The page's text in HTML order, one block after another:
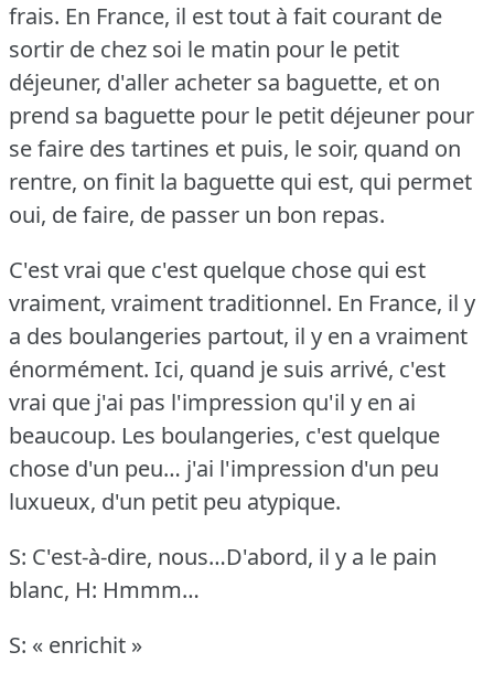
frais. En France, il est tout à fait courant de
sortir de chez soi le matin pour le petit
déjeuner, d'aller acheter sa baguette, et on
prend sa baguette pour le petit déjeuner pour
se faire des tartines et puis, le soir, quand on
rentre, on finit la baguette qui est, qui permet
oui, de faire, de passer un bon repas.
C'est vrai que c'est quelque chose qui est
vraiment, vraiment traditionnel. En France, il y
a des boulangeries partout, il y en a vraiment
énormément. Ici, quand je suis arrivé, c'est
vrai que j'ai pas l'impression qu'il y en ai
beaucoup. Les boulangeries, c'est quelque
chose d'un peu… j'ai l'impression d'un peu
luxueux, d'un petit peu atypique.
S: C'est-à-dire, nous…D'abord, il y a le pain
blanc, H: Hmmm…
S: « enrichit »